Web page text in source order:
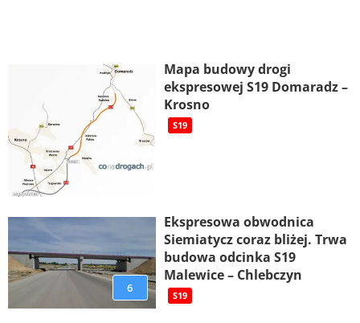
Mapa budowy drogi
ekspresowej S19 Domaradz –
Krosno
S19
6
Ekspresowa obwodnica
Siemiatycz coraz bliżej. Trwa
budowa odcinka S19
Malewice – Chlebczyn
S19